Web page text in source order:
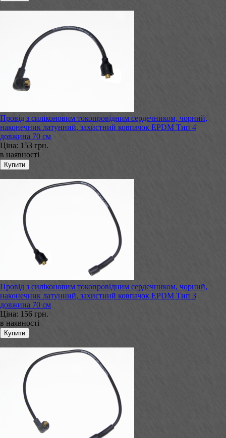
Провід з силіконовим токопровідним сердечником, чорний,
наконечник латунний, захистний ковпачок EPDM Тип 4
довжина 70 см
Ціна: 153 грн.
в наявності
Провід з силіконовим токопровідним сердечником, чорний,
наконечник латунний, захистний ковпачок EPDM Тип 3
довжина 70 см
Ціна: 156 грн.
в наявності